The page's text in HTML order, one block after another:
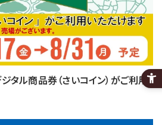
タル商品券（さいコイン）がご利用